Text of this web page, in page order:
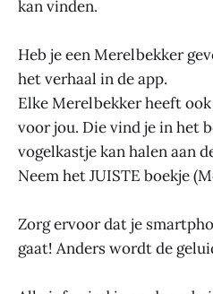
kan vinden.
Heb je een Merelbekker
het verhaal in de app.
Elke Merelbekker heeft
voor jou. Die vind je in het
vogelkastje kan halen aan
Neem het JUISTE boekje
Zorg ervoor dat je
gaat! Anders wordt de